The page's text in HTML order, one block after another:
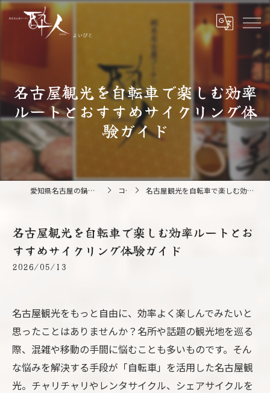
名古屋観光を自転車で楽しむ効率
ルートとおすすめサイクリング体
験ガイド
愛知県名古屋の鍋なら純系名古屋コーチン 酔人 コラム 名古屋観光を自転車で楽しむ効率ルートとおすすめサイクリング体験ガイド
名古屋観光を自転車で楽しむ効率ルートとお
すすめサイクリング体験ガイド
2026/05/13
名古屋観光をもっと自由に、効率よく楽しんでみたいと
思ったことはありませんか？名所や話題の観光地を巡る
際、混雑や移動の手間に悩むことも多いものです。そん
な悩みを解決する手段が「自転車」を活用した名古屋観
光。チャリチャリやレンタサイクル、シェアサイクルを